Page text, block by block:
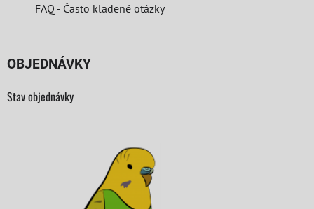
FAQ - Často kladené otázky
OBJEDNÁVKY
Stav objednávky